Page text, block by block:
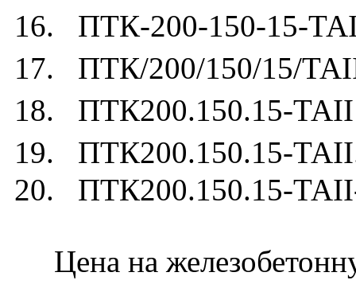
16. ПТК-200-150-15-
17. ПТК/200/150/15/
18. ПТК200.150.15-ТАII
19. ПТК200.150.15-
20. ПТК200.150.15-
Цена на